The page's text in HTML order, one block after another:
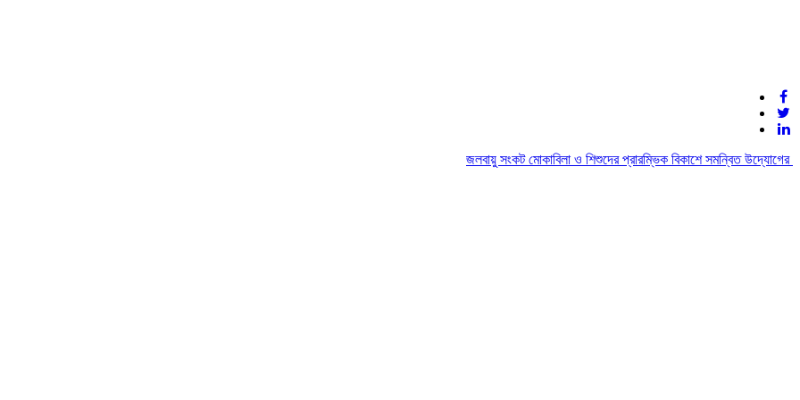
জলবায়ু সংকট মোকাবিলা ও শিশুদের প্রারম্ভিক বিকাশে সমন্বিত উদ্যোগের